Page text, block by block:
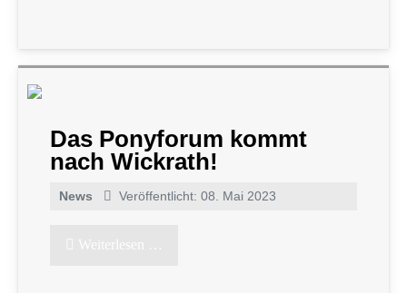
Das Ponyforum kommt
nach Wickrath!
News Veröffentlicht: 08. Mai 2023
Weiterlesen …